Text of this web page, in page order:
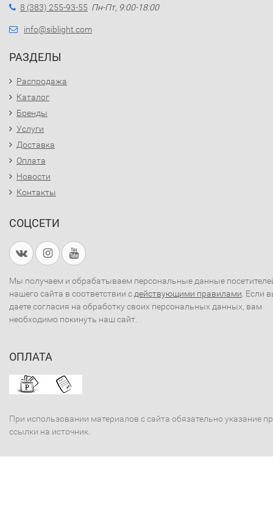
8 (383) 255-93-55 Пн-Пт, 9:00-18:00
info@siblight.com
РАЗДЕЛЫ
Распродажа
Каталог
Бренды
Услуги
Доставка
Оплата
Новости
Контакты
СОЦСЕТИ
Мы получаем и обрабатываем персональные данные
нашего сайта в соответствии с действующими правилами . Если
даете согласия на обработку своих персональных данных, вам
необходимо покинуть наш сайт.
ОПЛАТА
При использовании материалов с сайта обязательно указание
ссылки на источник.